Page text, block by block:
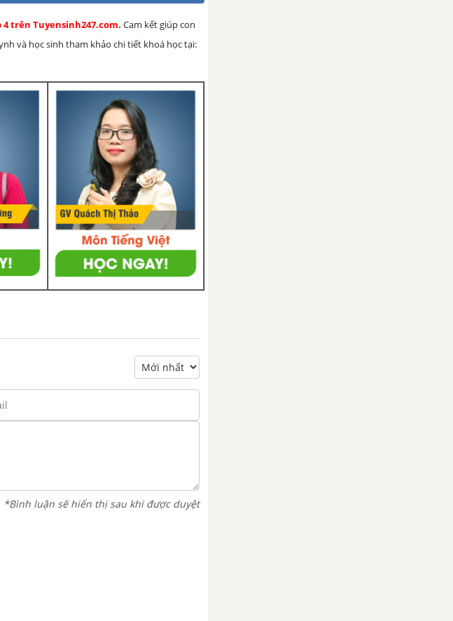
trên Tuyensinh247.com. Cam kết giúp con
và học sinh tham khảo chi tiết khoá học tại:
*Bình luận sẽ hiển thị sau khi được duyệt